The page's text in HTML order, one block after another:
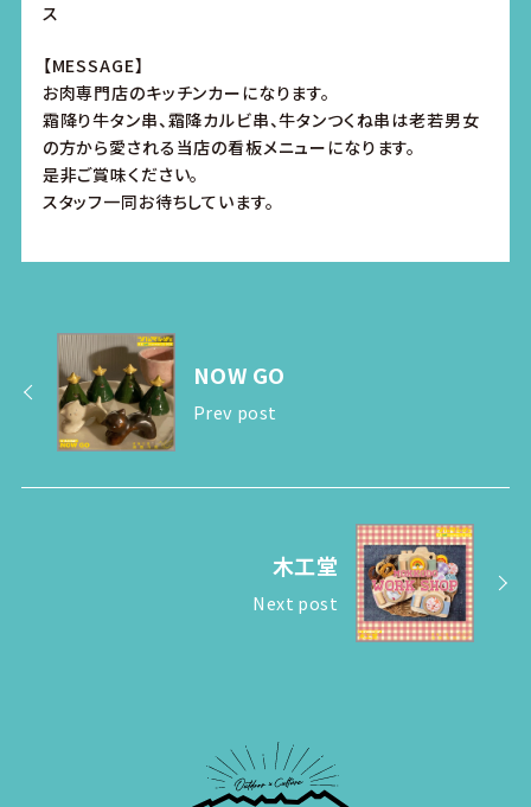
ス
【MESSAGE】
お肉専門店のキッチンカーになります。
霜降り牛タン串、霜降カルビ串、牛タンつくね串は老若男女
の方から愛される当店の看板メニューになります。
是非ご賞味ください。
スタッフ一同お待ちしています。
NOW GO
Prev post
木工堂
Next post